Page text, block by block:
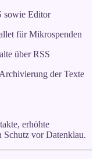
sowie Editor
für Mikrospenden
über RSS
der Texte
erhöhte
Schutz vor Datenklau.